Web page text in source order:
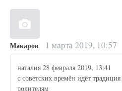
Макаров 1 марта 2019, 10:57
наталия 28 февраля 2019, 13:41
с советских времён идёт
родителям